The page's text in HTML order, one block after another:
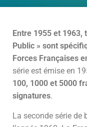
Entre 1955 et 1963,
Public » sont
Forces Françaises
série est émise en
100, 1000 et 5000
signatures.
La seconde série de